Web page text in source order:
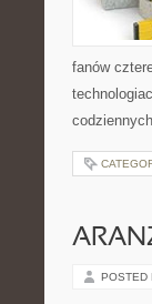
fanów
POSTED